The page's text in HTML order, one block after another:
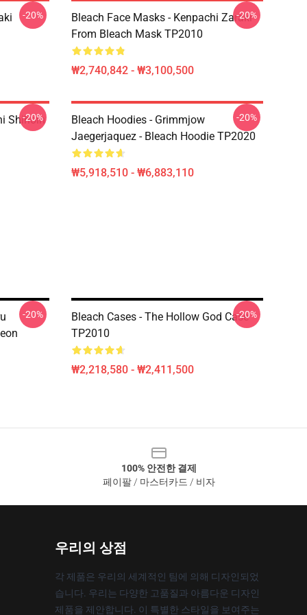
-20%
Bleach Face Masks - Kenpachi Zaraki
From Bleach Mask TP2010
₩2,740,842 - ₩3,100,500
-20%
Shihoin
-20%
Bleach Hoodies - Grimmjow
Jaegerjaquez - Bleach Hoodie TP2020
₩5,918,510 - ₩6,883,110
-20%
-20%
Bleach Cases - The Hollow God Case
TP2010
₩2,218,580 - ₩2,411,500
-20%
100% 안전한 결제
페이팔 / 마스터카드 / 비자
우리의 상점
각 제품은 우리의 세계적인 팀에 의해 디자인되었
습니다. 우리는 다양한 고품질과 아름다운 디자인
제품을 제안합니다. 이 특별한 스타일을 보여주는